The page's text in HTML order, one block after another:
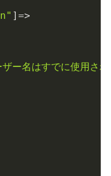
]=>
ザー名はすでに使用さ